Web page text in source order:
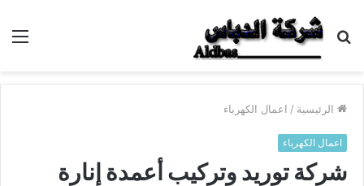
بحث
عن
الرئيسية / اعمال الكهرباء
اعمال الكهرباء
شركة توريد وتركيب أعمدة إنارة